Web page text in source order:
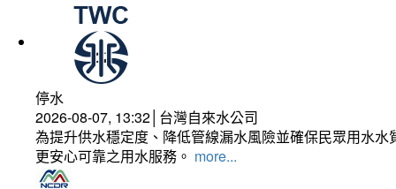
停水
2026-08-07, 13:32│台灣自來水公司
為提升供水穩定度、降低管線漏水風險並確保民眾用水
更安心可靠之用水服務。 more...